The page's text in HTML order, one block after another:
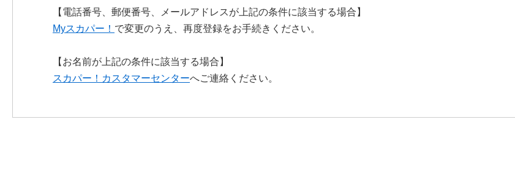
【電話番号、郵便番号、メールアドレスが上記の条件に該当する場合】
Myスカパー！ で変更のうえ、再度登録をお手続きください。
【お名前が上記の条件に該当する場合】
スカパー！カスタマーセンターへご連絡ください。